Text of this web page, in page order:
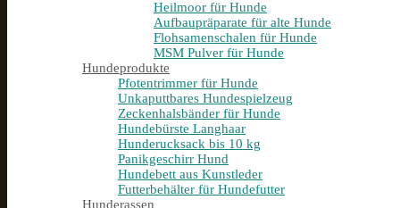
Heilmoor für Hunde
Aufbaupräparate für alte Hunde
Flohsamenschalen für Hunde
MSM Pulver für Hunde
Hundeprodukte
Pfotentrimmer für Hunde
Unkaputtbares Hundespielzeug
Zeckenhalsbänder für Hunde
Hundebürste Langhaar
Hunderucksack bis 10 kg
Panikgeschirr Hund
Hundebett aus Kunstleder
Futterbehälter für Hundefutter
Hunderassen